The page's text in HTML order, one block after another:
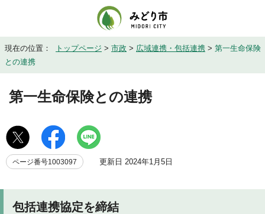
現在の位置： トップページ > 市政 > 広域連携・包括連携 > 第一生命保険
との連携
第一生命保険との連携
ページ番号1003097 更新日 2024年1月5日
包括連携協定を締結